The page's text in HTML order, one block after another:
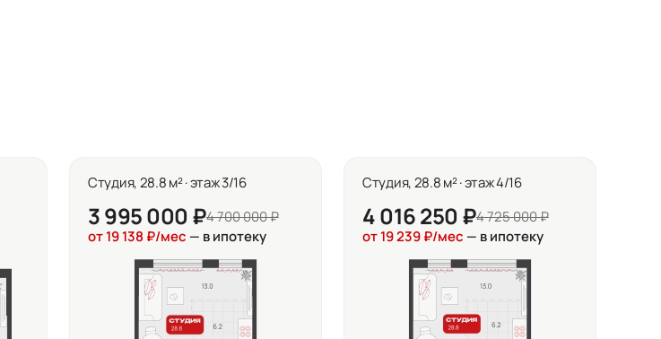
Студия, 28.8 м² · этаж 3/16
3 995 000 ₽4 700 000 ₽
от 19 138 ₽/мес — в ипотеку
Студия, 28.8 м² · этаж 4/16
4 016 250 ₽4 725 000 ₽
от 19 239 ₽/мес — в ипотеку